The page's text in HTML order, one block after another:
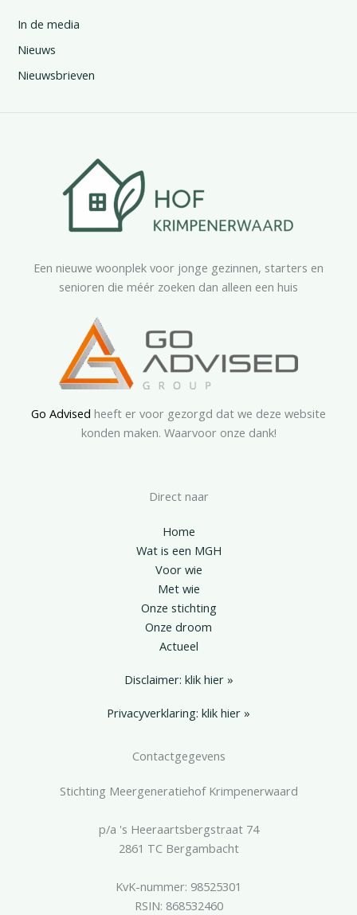
In de media
Nieuws
Nieuwsbrieven
Een nieuwe woonplek voor jonge gezinnen, starters en
senioren die méér zoeken dan alleen een huis
Go Advised heeft er voor gezorgd dat we deze website
konden maken. Waarvoor onze dank!
Direct naar
Home
Wat is een MGH
Voor wie
Met wie
Onze stichting
Onze droom
Actueel
Disclaimer: klik hier »
Privacyverklaring: klik hier »
Contactgegevens
Stichting Meergeneratiehof Krimpenerwaard
p/a 's Heeraartsbergstraat 74
2861 TC Bergambacht
KvK-nummer: 98525301
RSIN: 868532460